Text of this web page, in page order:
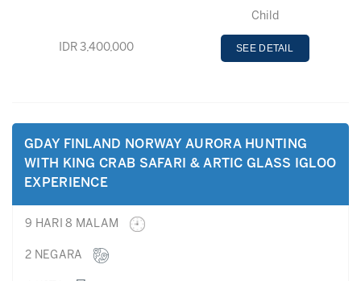
Child
IDR 3,400,000 SEE DETAIL
GDAY FINLAND NORWAY AURORA HUNTING
WITH KING CRAB SAFARI & ARTIC GLASS IGLOO
EXPERIENCE
9 HARI 8 MALAM
2 NEGARA